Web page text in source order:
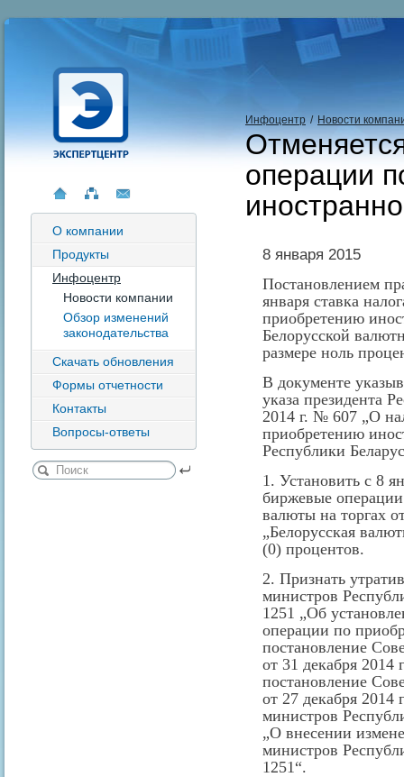
О компании
Продукты
Инфоцентр
Новости компании
Обзор изменений
законодательства
Скачать обновления
Формы отчетности
Контакты
Вопросы-ответы
Инфоцентр / Новости
операции
8 января 2015
Постановлением
января ставка
приобретению
Белорусской
размере ноль
В документе
указа президента
2014 г. № 607 „О
приобретению
Республики
1. Установить с 8
биржевые
валюты на торгах
„Белорусская
(0) процентов.
2. Признать
министров
1251 „Об
операции по
постановление
от 31 декабря
постановление
от 27 декабря 2014
министров
„О внесении
министров
1251“.